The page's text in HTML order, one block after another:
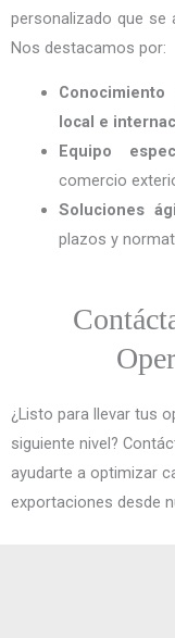
personalizado que se
Nos destacamos por:
local e
Equipo
comercio
Soluciones
plazos y
¿Listo para llevar tus
siguiente nivel?
ayudarte a optimizar
exportaciones desde